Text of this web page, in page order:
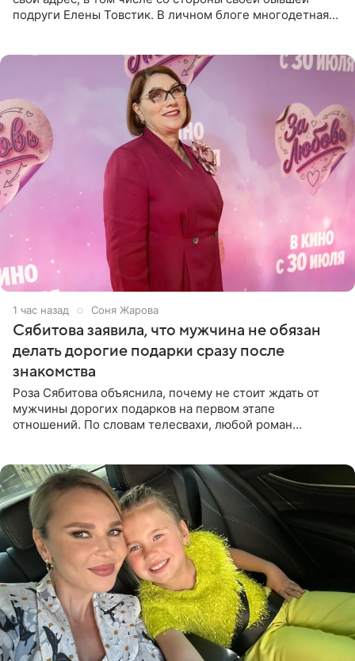
подруги Елены Товстик. В личном блоге многодетная
1 час назад Соня Жарова
Сябитова заявила, что мужчина не обязан
делать дорогие подарки сразу после
знакомства
Роза Сябитова объяснила, почему не стоит ждать от
мужчины дорогих подарков на первом этапе
отношений. По словам телесвахи, любой роман